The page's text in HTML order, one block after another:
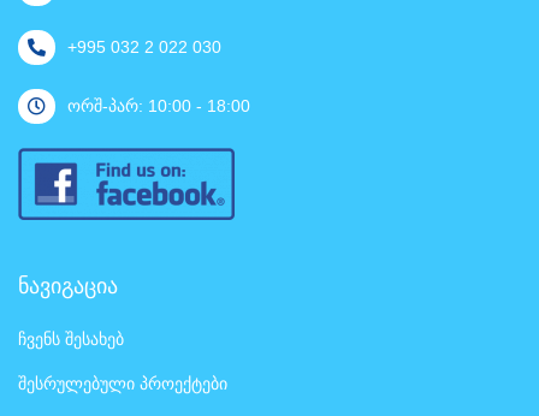
+995 032 2 022 030
ორშ-პარ: 10:00 - 18:00
ნავიგაცია
ჩვენს შესახებ
შესრულებული პროექტები